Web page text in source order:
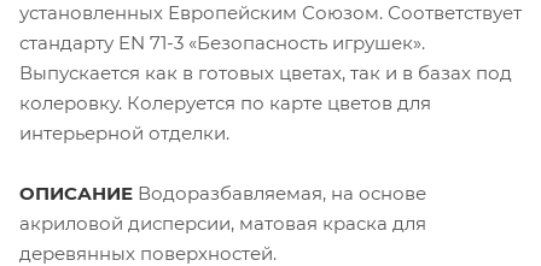
установленных Европейским Союзом. Соответствует
стандарту EN 71-3 «Безопасность игрушек».
Выпускается как в готовых цветах, так и в базах под
колеровку. Колеруется по карте цветов для
интерьерной отделки.
ОПИСАНИЕ Водоразбавляемая, на основе
акриловой дисперсии, матовая краска для
деревянных поверхностей.